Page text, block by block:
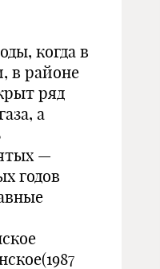
когда в
в районе
ряд
а
—
годов